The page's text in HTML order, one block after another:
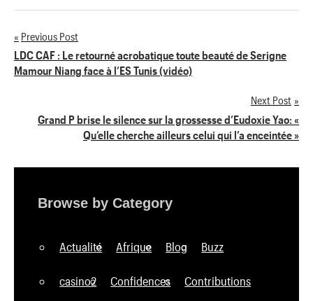
Navigation
de
Previous Post
LDC CAF : Le retourné acrobatique toute beauté de Serigne
Mamour Niang face à l’ES Tunis (vidéo)
Next Post
Grand P brise le silence sur la grossesse d’Eudoxie Yao: «
Qu’elle cherche ailleurs celui qui l’a enceintée »
Browse by Category
Actualité Afrique Blog Buzz
casino2 Confidences Contributions